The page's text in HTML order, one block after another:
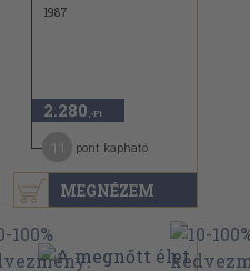
MEGNÉZEM
1987
2.280 ,-Ft
pont kapható